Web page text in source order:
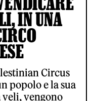
IN UNA
Circus
popolo e la sua
veli, vengono